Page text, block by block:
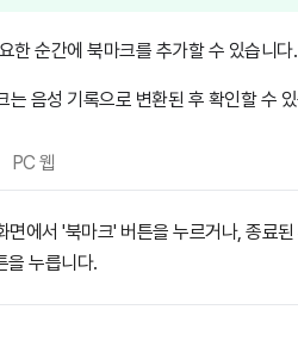
한 순간에 북마크를 추가할 수 있습니다.
는 음성 기록으로 변환된 후 확인할 수
PC 웹
면에서 '북마크' 버튼을 누르거나, 종료
을 누릅니다.